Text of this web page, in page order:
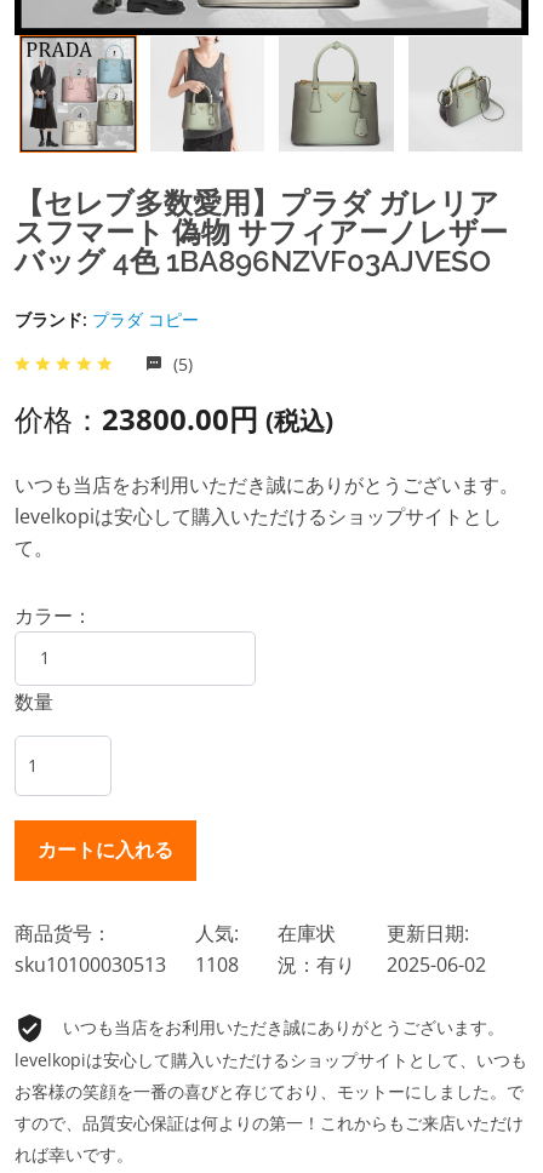
【セレブ多数愛用】プラダ ガレリア
スフマート 偽物 サフィアーノレザー
バッグ 4色 1BA896NZVF03AJVESO​
ブランド: プラダ コピー
(5)
价格： 23800.00円 (税込)
いつも当店をお利用いただき誠にありがとうございます。
levelkopiは安心して購入いただけるショップサイトとし
て。
カラー：
数量
商品货号：
sku10100030513
人気:
1108
在庫状
況：有り
更新日期:
2025-06-02
いつも当店をお利用いただき誠にありがとうございます。
levelkopiは安心して購入いただけるショップサイトとして、いつも
お客様の笑顔を一番の喜びと存じており、モットーにしました。で
すので、品質安心保証は何よりの第一！これからもご来店いただけ
れば幸いです。